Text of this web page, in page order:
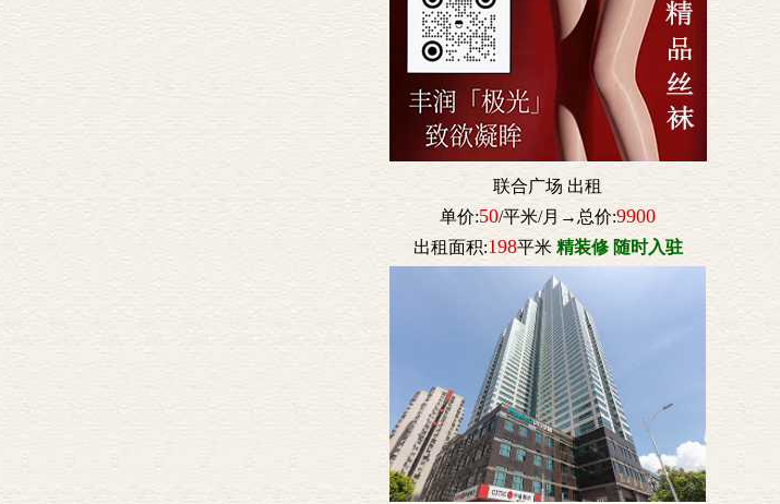
联合广场 出租
单价:50/平米/月→总价:9900
出租面积:198平米 精装修 随时入驻